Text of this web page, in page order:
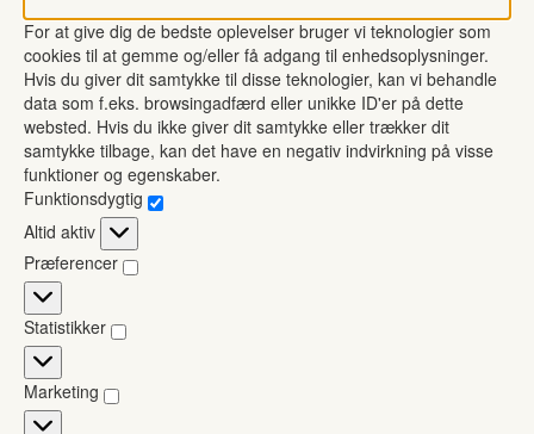
For at give dig de bedste oplevelser bruger vi teknologier som
cookies til at gemme og/eller få adgang til enhedsoplysninger.
Hvis du giver dit samtykke til disse teknologier, kan vi behandle
data som f.eks. browsingadfærd eller unikke ID'er på dette
websted. Hvis du ikke giver dit samtykke eller trækker dit
samtykke tilbage, kan det have en negativ indvirkning på visse
funktioner og egenskaber.
Funktionsdygtig
Funktionsdygtig
Altid aktiv
Præferencer
Præferencer
Statistikker
Statistikker
Marketing
Marketing